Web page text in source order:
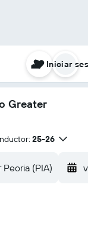
Iniciar
Greater
25-26
Peoria (PIA)